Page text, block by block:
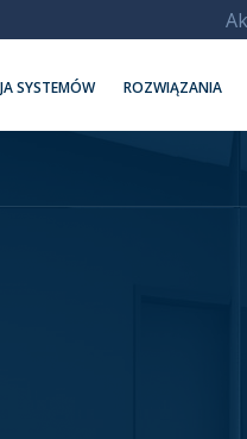
SYSTEMÓW ROZWIĄZANIA